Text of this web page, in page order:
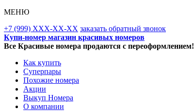
МЕНЮ
+7 (999) XXX-XX-XX заказать обратный звонок
Купи-номер магазин красивых номеров
Все Красивые номера продаются с переоформлением!
Как купить
Суперпары
Похожие номера
Акции
Выкуп Номера
О компании